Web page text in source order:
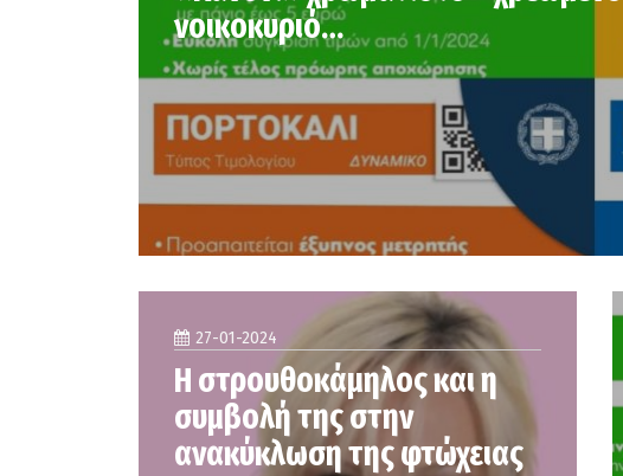
νοικοκυριό…
27-01-2024
Η στρουθοκάμηλος και η
συμβολή της στην
ανακύκλωση της φτώχειας